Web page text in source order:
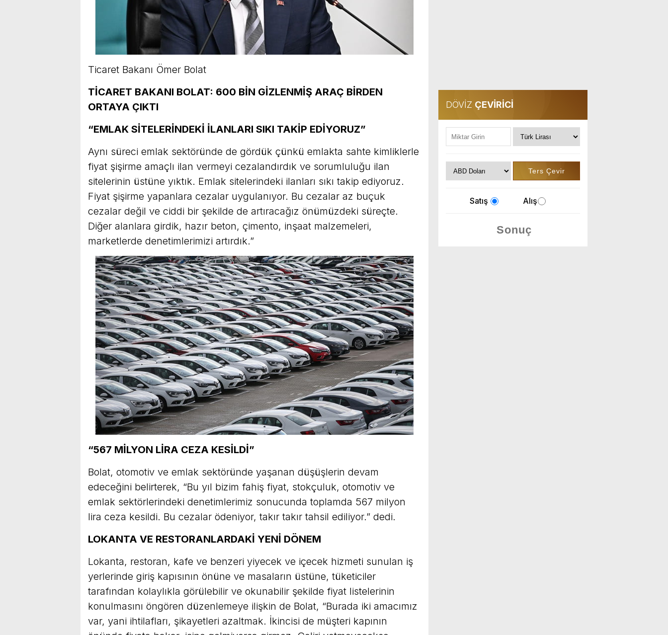
Ticaret Bakanı Ömer Bolat
TİCARET BAKANI BOLAT: 600 BİN GİZLENMİŞ ARAÇ BİRDEN
ORTAYA ÇIKTI
“EMLAK SİTELERİNDEKİ İLANLARI SIKI TAKİP EDİYORUZ”
Aynı süreci emlak sektöründe de gördük çünkü emlakta sahte kimliklerle
fiyat şişirme amaçlı ilan vermeyi cezalandırdık ve sorumluluğu ilan
sitelerinin üstüne yıktık. Emlak sitelerindeki ilanları sıkı takip ediyoruz.
Fiyat şişirme yapanlara cezalar uygulanıyor. Bu cezalar az buçuk
cezalar değil ve ciddi bir şekilde de artıracağız önümüzdeki süreçte.
Diğer alanlara girdik, hazır beton, çimento, inşaat malzemeleri,
marketlerde denetimlerimizi artırdık.”
“567 MİLYON LİRA CEZA KESİLDİ”
Bolat, otomotiv ve emlak sektöründe yaşanan düşüşlerin devam
edeceğini belirterek, “Bu yıl bizim fahiş fiyat, stokçuluk, otomotiv ve
emlak sektörlerindeki denetimlerimiz sonucunda toplamda 567 milyon
lira ceza kesildi. Bu cezalar ödeniyor, takır takır tahsil ediliyor.” dedi.
LOKANTA VE RESTORANLARDAKİ YENİ DÖNEM
Lokanta, restoran, kafe ve benzeri yiyecek ve içecek hizmeti sunulan iş
yerlerinde giriş kapısının önüne ve masaların üstüne, tüketiciler
tarafından kolaylıkla görülebilir ve okunabilir şekilde fiyat listelerinin
konulmasını öngören düzenlemeye ilişkin de Bolat, “Burada iki amacımız
var, yani ihtilafları, şikayetleri azaltmak. İkincisi de müşteri kapının
DÖVİZ ÇEVİRİCİ
Satış Alış